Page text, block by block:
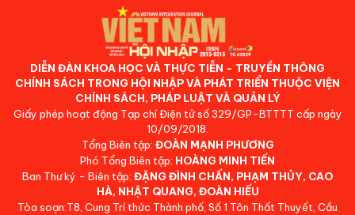
DIỄN ĐÀN KHOA HỌC VÀ THỰC TIỄN - TRUYỀN THÔNG
CHÍNH SÁCH TRONG HỘI NHẬP VÀ PHÁT TRIỂN THUỘC VIỆN
CHÍNH SÁCH, PHÁP LUẬT VÀ QUẢN LÝ
Giấy phép hoạt động Tạp chí Điện tử số 329/GP-BTTTT cấp ngày
10/09/2018.
Tổng Biên tập: ĐOÀN MẠNH PHƯƠNG
Phó Tổng Biên tập: HOÀNG MINH TIẾN
Ban Thư ký - Biên tập: ĐẶNG ĐÌNH CHẤN, PHẠM THỦY, CAO
HÀ, NHẬT QUANG, ĐOÀN HIẾU
Tòa soạn:T8, Cung Trí thức Thành phố, Số 1 Tôn Thất Thuyết, Cầu